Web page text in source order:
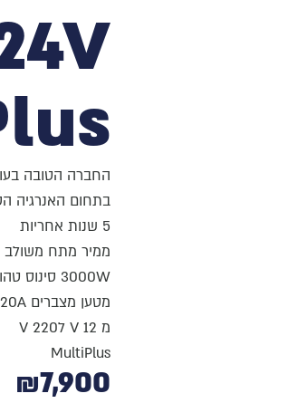
החברה הטובה
בתחום האנרגיה
5 שנות אחריות
ממיר מתח משולב
3000W סינוס טהור
מטען מצברים 120A
מ 12 V ל220 V
MultiPlus
₪7,900